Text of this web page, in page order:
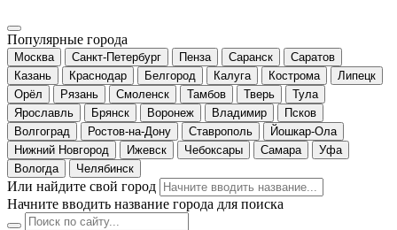
Популярные города
Москва Санкт-Петербург Пенза Саранск
Саратов
Казань
Краснодар Белгород Калуга Кострома
Липецк
Орёл
Рязань Смоленск Тамбов Тверь
Тула
Ярославль
Брянск Воронеж Владимир
Псков
Волгоград
Ростов-на-Дону Ставрополь
Йошкар-Ола
Нижний Новгород
Ижевск Чебоксары Самара
Уфа
Вологда
Челябинск
Или найдите свой город
Начните вводить название города для поиска